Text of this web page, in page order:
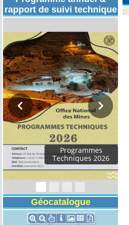
rapport de suivi technique
Programmes
Techniques 2026
Géocatalogue
::